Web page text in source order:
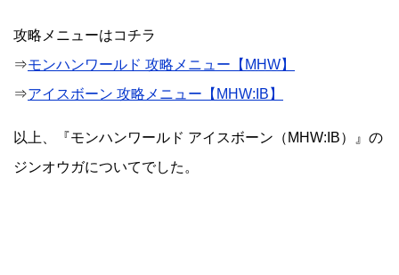
攻略メニューはコチラ
⇒モンハンワールド 攻略メニュー【MHW】
⇒アイスボーン 攻略メニュー【MHW:IB】
以上、『モンハンワールド アイスボーン（MHW:IB）』の
ジンオウガについてでした。